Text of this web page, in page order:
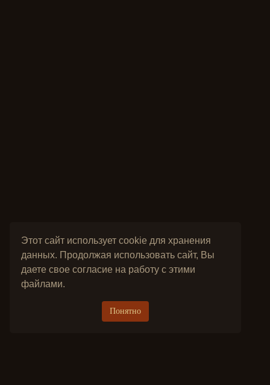
Этот сайт использует cookie для хранения
данных. Продолжая использовать сайт, Вы
даете свое согласие на работу с этими
файлами.
Понятно